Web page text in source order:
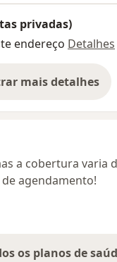
privadas)
endereço Detalhes
mais detalhes
sobre o
a cobertura varia
agendamento!
os planos de